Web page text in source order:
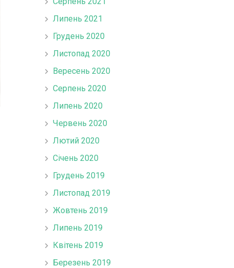
Липень 2021
Грудень 2020
Листопад 2020
Вересень 2020
Серпень 2020
Липень 2020
Червень 2020
Лютий 2020
Січень 2020
Грудень 2019
Листопад 2019
Жовтень 2019
Липень 2019
Квітень 2019
Березень 2019